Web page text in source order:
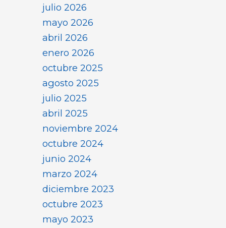
julio 2026
mayo 2026
abril 2026
enero 2026
octubre 2025
agosto 2025
julio 2025
abril 2025
noviembre 2024
octubre 2024
junio 2024
marzo 2024
diciembre 2023
octubre 2023
mayo 2023